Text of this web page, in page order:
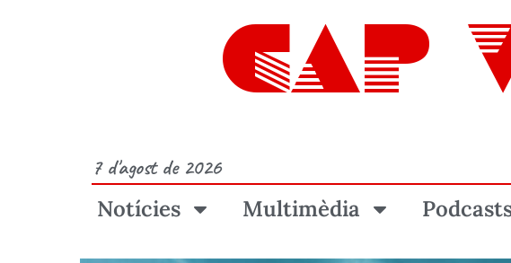
CAP
7 d'agost de 2026
Notícies Multimèdia